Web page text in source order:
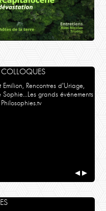
COLLOQUES
Emilion, Rencontres d'Uriage,
Sophie...Les grands événements
◀ ▶